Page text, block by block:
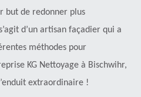
but de redonner plus
d’un artisan façadier qui a
méthodes pour
KG Nettoyage à Bischwihr,
extraordinaire !